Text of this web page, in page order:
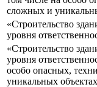
сложных и
«Строительство
уровня
«Строительство
уровня
особо опасных,
уникальных